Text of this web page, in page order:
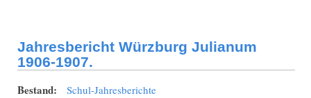
Jahresbericht Würzburg Julianum
1906-1907.
Bestand: Schul-Jahresberichte